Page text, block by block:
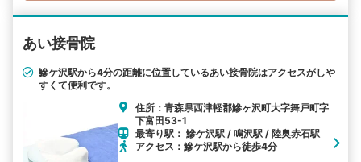
あい接骨院
鰺ケ沢駅から4分の距離に位置しているあい接骨院はアクセスがしや
すくて便利です。
住所：青森県西津軽郡鰺ヶ沢町大字舞戸町字
下富田53-1
最寄り駅： 鰺ケ沢駅 / 鳴沢駅 / 陸奥赤石駅
アクセス：鰺ケ沢駅から徒歩4分